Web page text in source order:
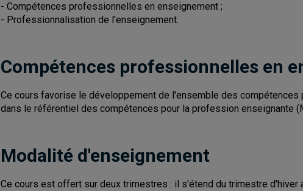
- Compétences professionnelles en enseignement ;
- Professionnalisation de l'enseignement.
Compétences professionnelles en
Ce cours favorise le développement de l'ensemble des
dans le référentiel des compétences pour la profession enseignante
Modalité d'enseignement
Ce cours est offert sur deux trimestres : il s'étend du trimestre